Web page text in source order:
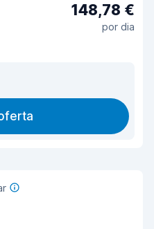
148,78 €
por dia